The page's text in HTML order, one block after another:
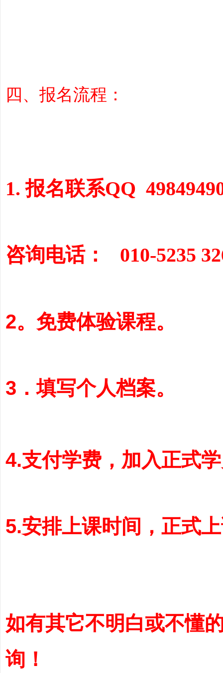
务
四、报名流程：
1. 报名联系QQ
咨询电话： 010-5235
2。免费体验课程。
3．填写个人档案。
4.支付学费，加入正式
5.安排上课时间，正式
如有其它不明白或不懂
询！